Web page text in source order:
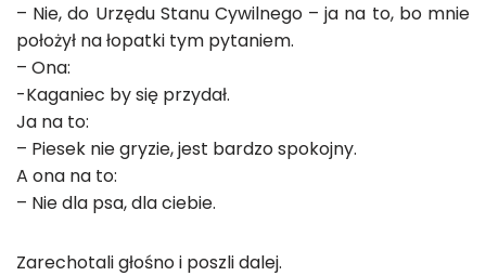
– Nie, do Urzędu Stanu Cywilnego – ja na to, bo mnie
położył na łopatki tym pytaniem.
– Ona:
-Kaganiec by się przydał.
Ja na to:
– Piesek nie gryzie, jest bardzo spokojny.
A ona na to:
– Nie dla psa, dla ciebie.
Zarechotali głośno i poszli dalej.